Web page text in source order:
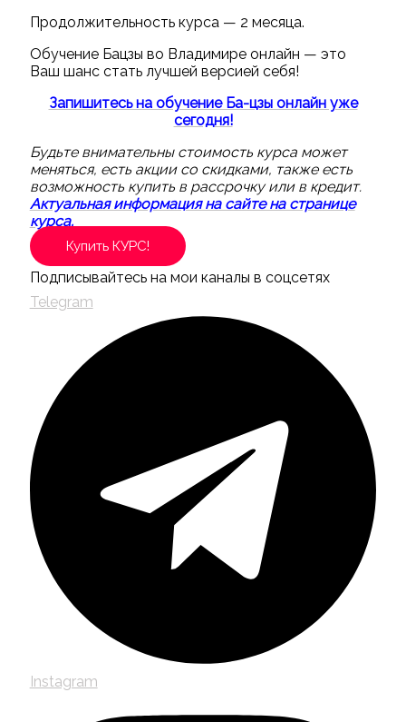
Продолжительность курса — 2 месяца.
Обучение Бацзы во Владимире онлайн — это
Ваш шанс стать лучшей версией себя!
Запишитесь на обучение Ба-цзы онлайн уже
сегодня!
Будьте внимательны стоимость курса может
меняться, есть акции со скидками, также есть
возможность купить в рассрочку или в кредит.
Актуальная информация на сайте на странице
курса.
Купить КУРС!
Подписывайтесь на мои каналы в соцсетях
Telegram
Instagram